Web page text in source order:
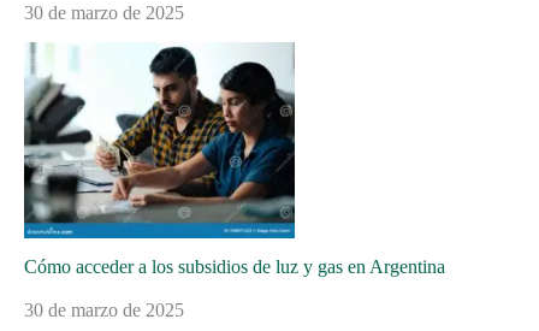
30 de marzo de 2025
Cómo acceder a los subsidios de luz y gas en Argentina
30 de marzo de 2025